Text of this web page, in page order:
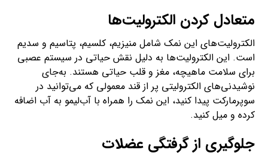
متعادل کردن الکترولیت‌ها
الکترولیت‌های این نمک شامل منیزیم، کلسیم، پتاسیم و سدیم
است. این الکترولیت‌ها به دلیل نقش حیاتی در سیستم عصبی
برای سلامت ماهیچه، مغز و قلب حیاتی هستند. به‌جای
نوشیدنی‌های الکترولیتی پر از قند معمولی که می‌توانید در
سوپرمارکت پیدا کنید، این نمک را همراه با آب‌لیمو به آب اضافه
کرده و میل کنید.
جلوگیری از گرفتگی عضلات